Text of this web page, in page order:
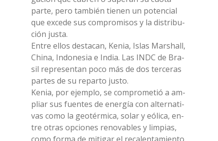
par­te, pero tam­bién tie­nen un po­ten­cial
que ex­ce­de sus com­pro­mi­sos y la di­stri­bu­
ción ju­sta.
En­tre el­los de­sta­can, Ke­nia, Islas Mar­shall,
Chi­na, In­do­ne­sia e In­dia. Las INDC de Bra­
sil re­pre­sen­tan poco más de dos ter­ce­ras
par­tes de su re­par­to ju­sto.
Ke­nia, por ejem­plo, se com­pro­me­tió a am­
pliar sus fuen­tes de ener­gía con al­ter­na­ti­
vas como la geo­tér­mi­ca, so­lar y eó­li­ca, en­
tre otras op­cio­nes re­no­va­bles y lim­pias,
como for­ma de mi­ti­gar el re­ca­len­ta­mien­to